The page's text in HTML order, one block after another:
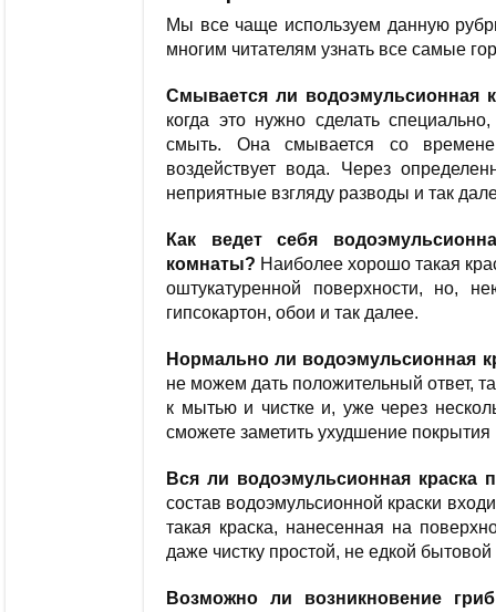
Мы все чаще используем данную
многим читателям узнать все самые
Смывается ли водоэмульсионная
когда это нужно сделать
смыть. Она смывается со
воздействует вода. Через
неприятные взгляду разводы и так
Как ведет себя
комнаты? Наиболее хорошо такая
оштукатуренной поверхности, но,
гипсокартон, обои и так далее.
Нормально ли водоэмульсионная
не можем дать положительный ответ,
к мытью и чистке и, уже через
сможете заметить ухудшение
Вся ли водоэмульсионная краска
состав водоэмульсионной краски
такая краска, нанесенная на
даже чистку простой, не едкой
Возможно ли возникновение